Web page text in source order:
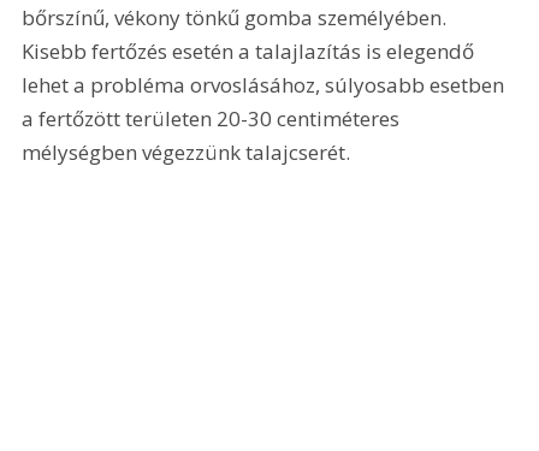
bőrszínű, vékony tönkű gomba személyében.
Kisebb fertőzés esetén a talajlazítás is elegendő
lehet a probléma orvoslásához, súlyosabb esetben
a fertőzött területen 20-30 centiméteres
mélységben végezzünk talajcserét.